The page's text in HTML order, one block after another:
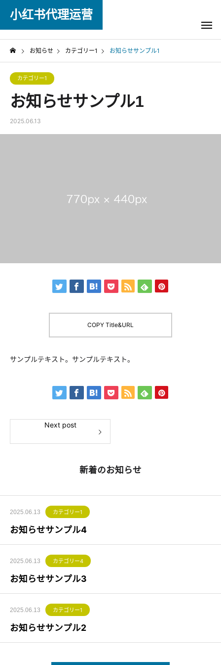
小红书代理运营
お知らせ カテゴリー1 お知らせサンプル1
カテゴリー1
お知らせサンプル1
2025.06.13
COPY Title&URL
サンプルテキスト。サンプルテキスト。
Next post
新着のお知らせ
2025.06.13 カテゴリー1
お知らせサンプル4
2025.06.13 カテゴリー4
お知らせサンプル3
2025.06.13 カテゴリー1
お知らせサンプル2